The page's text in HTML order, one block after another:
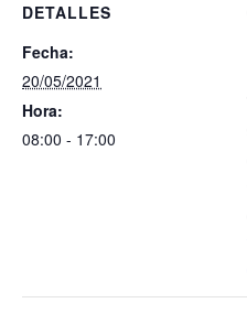
DETALLES
Fecha:
20/05/2021
Hora:
08:00 - 17:00